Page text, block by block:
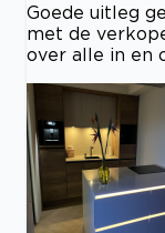
Goede uitleg
met de
over alle in en